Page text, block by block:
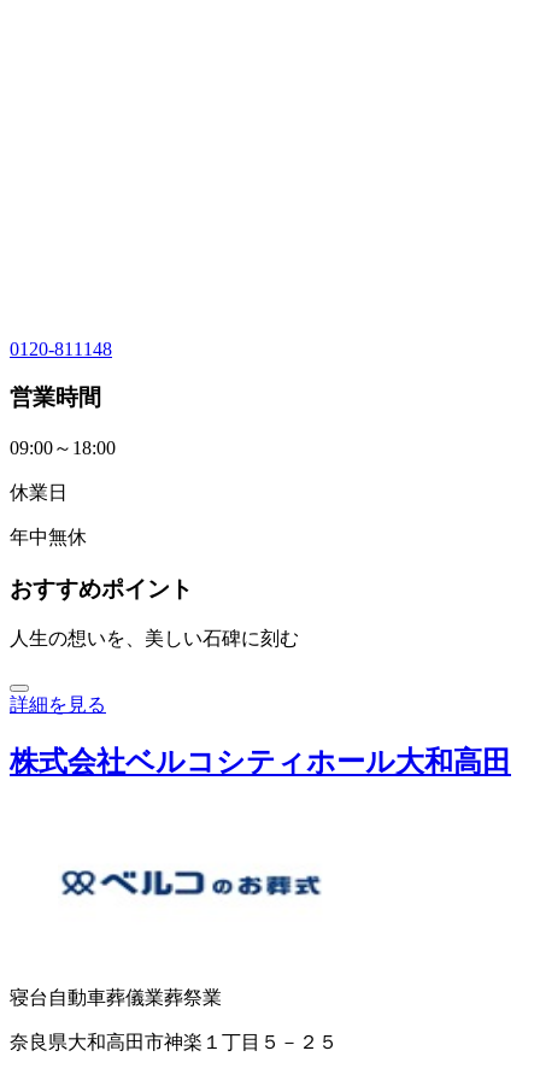
0120-811148
営業時間
09:00～18:00
休業日
年中無休
おすすめポイント
人生の想いを、美しい石碑に刻む
詳細を見る
株式会社ベルコシティホール大和高田
寝台自動車葬儀業葬祭業
奈良県大和高田市神楽１丁目５－２５